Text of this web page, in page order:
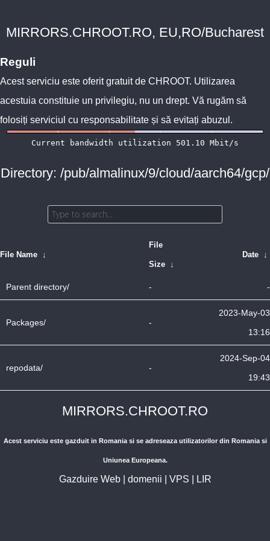
MIRRORS.CHROOT.RO, EU,RO/Bucharest
Reguli
Acest serviciu este oferit gratuit de CHROOT. Utilizarea
acestuia constituie un privilegiu, nu un drept. Vă rugăm să
folosiți serviciul cu responsabilitate și să evitați abuzul.
Directory: /pub/almalinux/9/cloud/aarch64/gcp/
File Name ↓
File
Size ↓
Date ↓
Parent directory/ - -
Packages/ -
2023-May-03
13:16
repodata/ -
2024-Sep-04
19:43
MIRRORS.CHROOT.RO
Acest serviciu este gazduit in Romania si se adreseaza utilizatorilor din Romania si
Uniunea Europeana.
Gazduire Web| domenii VPS LIR